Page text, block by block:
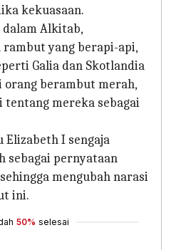
kekuasaan.
dalam Alkitab,
yang berapi-api,
Galia dan Skotlandia
orang berambut merah,
tentang mereka sebagai
Elizabeth I sengaja
sebagai pernyataan
mengubah narasi
ini.
50% selesai